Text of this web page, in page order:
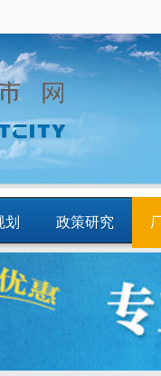
划 政策研究